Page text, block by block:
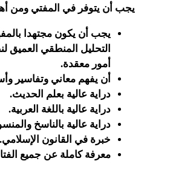
يجب أن يتوفر في المفتي ومن
يجب أن يكون مجتهدا
التحليل المنطقي
أمور معقدة.
أن يفهم معاني وتفاسير وأسباب نزول مالا يقل
دراية عالية بعلم الحديث.
دراية عالية باللغة العربية.
دراية عالية بالناسخ
خبرة في القانون الإسلامي.
معرفة كاملة عن جميع